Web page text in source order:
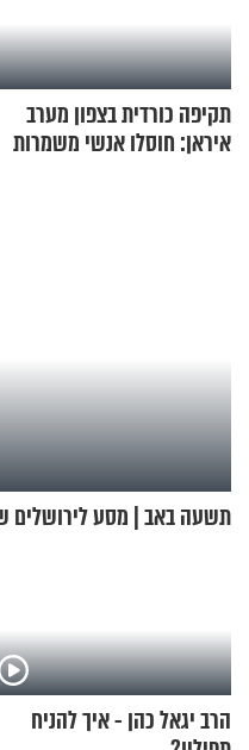
תקיפה כורדית בצפון מערב
איראן: חוסלו אנשי משמרות
תשעה באב | מסע לירושלים
הרב יגאל כהן - איך להניח